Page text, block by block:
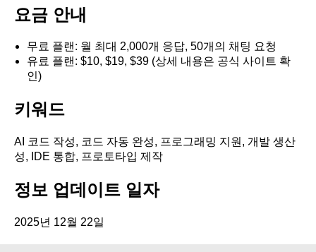
요금 안내
무료 플랜: 월 최대 2,000개 응답, 50개의 채팅 요청
유료 플랜: $10, $19, $39 (상세 내용은 공식 사이트 확
인)
키워드
AI 코드 작성, 코드 자동 완성, 프로그래밍 지원, 개발 생산
성, IDE 통합, 프로토타입 제작
정보 업데이트 일자
2025년 12월 22일